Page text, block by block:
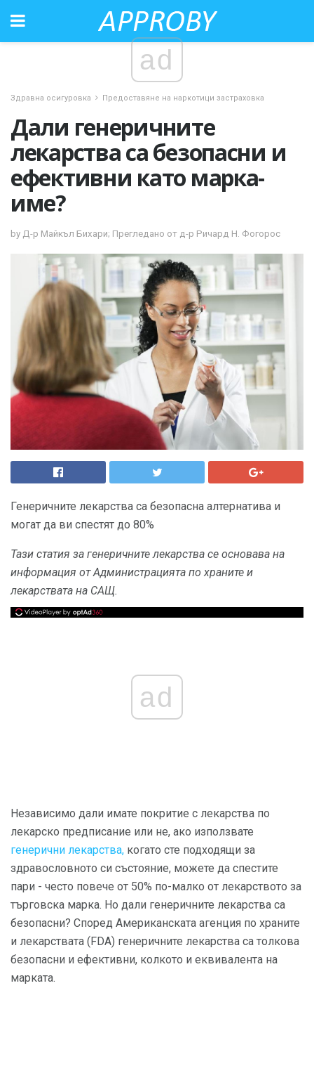
ad
Здравна осигуровка Предоставяне на наркотици застраховка
Дали генеричните
лекарства са безопасни и
ефективни като марка-
име?
by Д-р Майкъл Бихари; Прегледано от д-р Ричард Н. Фогорос
Генеричните лекарства са безопасна алтернатива и
могат да ви спестят до 80%
Тази статия за генеричните лекарства се основава на
информация от Администрацията по храните и
лекарствата на САЩ.
ad
Независимо дали имате покритие с лекарства по
лекарско предписание или не, ако използвате
генерични лекарства, когато сте подходящи за
здравословното си състояние, можете да спестите
пари - често повече от 50% по-малко от лекарството за
търговска марка. Но дали генеричните лекарства са
безопасни? Според Американската агенция по храните
и лекарствата (FDA) генеричните лекарства са толкова
безопасни и ефективни, колкото и еквивалента на
марката.